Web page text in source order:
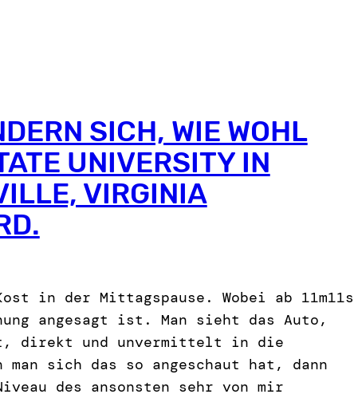
SICH, WIE WOHL
UNIVERSITY IN
VIRGINIA
in der Mittagspause. Wobei ab 11m11s
angesagt ist. Man sieht das Auto,
direkt und unvermittelt in die
man sich das so angeschaut hat, dann
des ansonsten sehr von mir